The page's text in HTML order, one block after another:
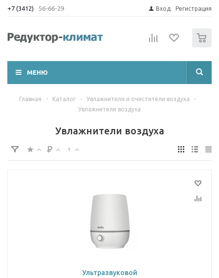
+7 (3412) 56-66-29 Вход Регистрация
МЕНЮ
Главная - Каталог - Увлажнители и очистители воздуха
-
Увлажнители воздуха
Увлажнители воздуха
Ультразвуковой